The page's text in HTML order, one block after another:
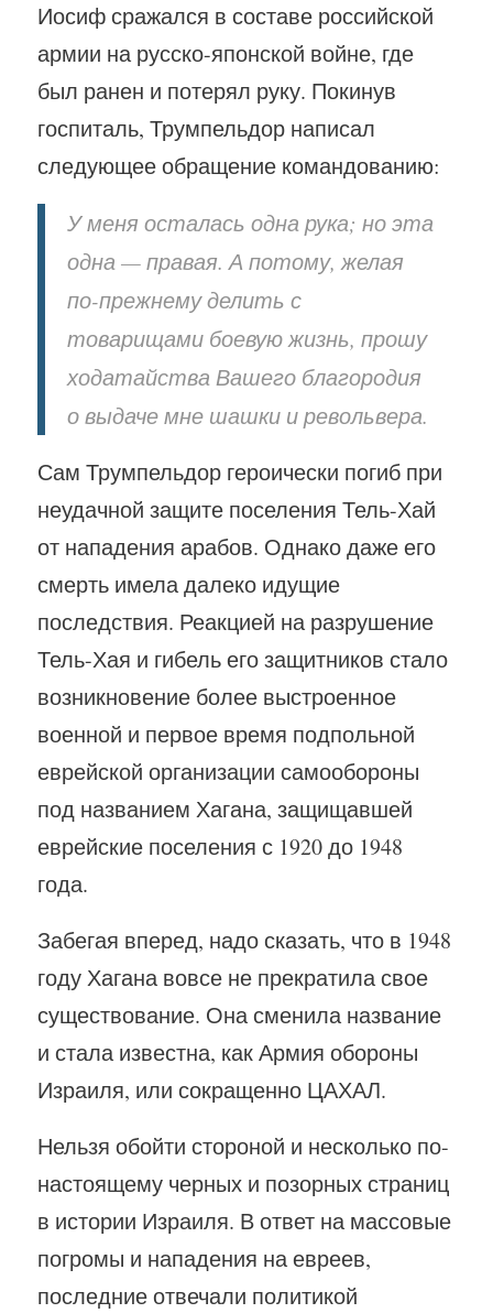
Иосиф сражался в составе российской
армии на русско-японской войне, где
был ранен и потерял руку. Покинув
госпиталь, Трумпельдор написал
следующее обращение командованию:
У меня осталась одна рука; но эта
одна — правая. А потому, желая
по-прежнему делить с
товарищами боевую жизнь, прошу
ходатайства Вашего благородия
о выдаче мне шашки и револьвера.
Сам Трумпельдор героически погиб при
неудачной защите поселения Тель-Хай
от нападения арабов. Однако даже его
смерть имела далеко идущие
последствия. Реакцией на разрушение
Тель-Хая и гибель его защитников стало
возникновение более выстроенное
военной и первое время подпольной
еврейской организации самообороны
под названием Хагана, защищавшей
еврейские поселения с 1920 до 1948
года.
Забегая вперед, надо сказать, что в 1948
году Хагана вовсе не прекратила свое
существование. Она сменила название
и стала известна, как Армия обороны
Израиля, или сокращенно ЦАХАЛ.
Нельзя обойти стороной и несколько по-
настоящему черных и позорных страниц
в истории Израиля. В ответ на массовые
погромы и нападения на евреев,
последние отвечали политикой